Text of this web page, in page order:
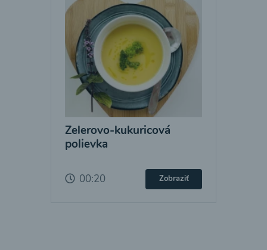
Zelerovo-kukuricová
polievka
00:20 Zobraziť